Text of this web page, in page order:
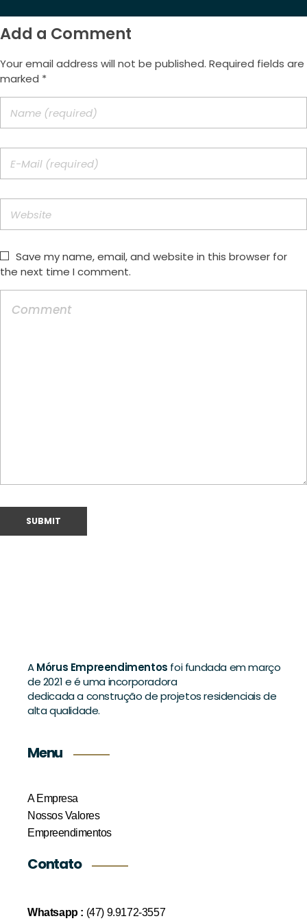
Add a Comment
Your email address will not be published. Required fields are
marked *
Save my name, email, and website in this browser for
the next time I comment.
AMórus Empreendimentos foi fundada em março
de 2021 e é uma incorporadora
dedicada a construção de projetos residenciais de
alta qualidade.
Menu
A Empresa
Nossos Valores
Empreendimentos
Contato
Whatsapp : (47) 9.9172-3557